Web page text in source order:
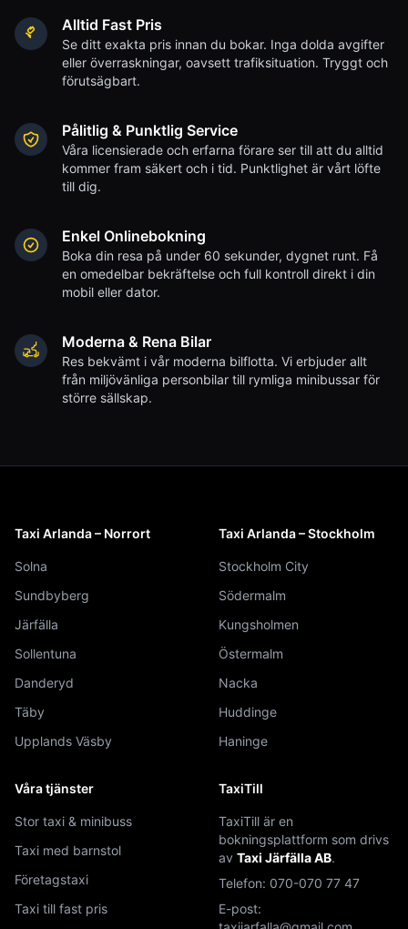
Alltid Fast Pris
Se ditt exakta pris innan du bokar. Inga dolda avgifter
eller överraskningar, oavsett trafiksituation. Tryggt och
förutsägbart.
Pålitlig & Punktlig Service
Våra licensierade och erfarna förare ser till att du alltid
kommer fram säkert och i tid. Punktlighet är vårt löfte
till dig.
Enkel Onlinebokning
Boka din resa på under 60 sekunder, dygnet runt. Få
en omedelbar bekräftelse och full kontroll direkt i din
mobil eller dator.
Moderna & Rena Bilar
Res bekvämt i vår moderna bilflotta. Vi erbjuder allt
från miljövänliga personbilar till rymliga minibussar för
större sällskap.
Taxi Arlanda – Norrort
Solna
Sundbyberg
Järfälla
Sollentuna
Danderyd
Täby
Upplands Väsby
Taxi Arlanda – Stockholm
Stockholm City
Södermalm
Kungsholmen
Östermalm
Nacka
Huddinge
Haninge
Våra tjänster
Stor taxi & minibuss
Taxi med barnstol
Företagstaxi
Taxi till fast pris
TaxiTill
TaxiTill är en
bokningsplattform som drivs
av Taxi Järfälla AB.
Telefon: 070-070 77 47
E-post: